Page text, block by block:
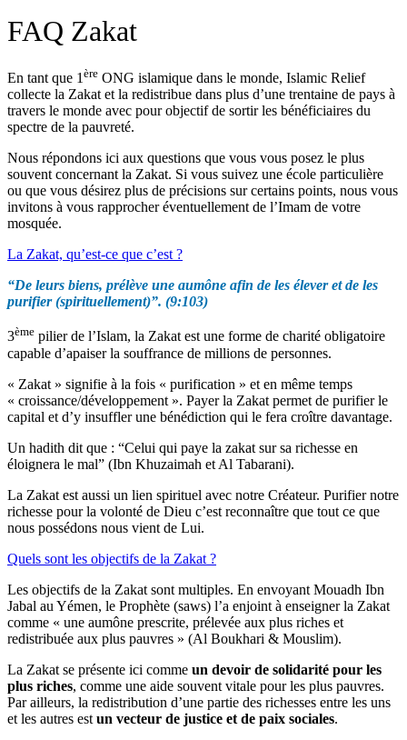
FAQ Zakat
En tant que 1 ère ONG islamique dans le monde, Islamic Relief
collecte la Zakat et la redistribue dans plus d’une trentaine de pays à
travers le monde avec pour objectif de sortir les bénéficiaires du
spectre de la pauvreté.
Nous répondons ici aux questions que vous vous posez le plus
souvent concernant la Zakat. Si vous suivez une école particulière
ou que vous désirez plus de précisions sur certains points, nous vous
invitons à vous rapprocher éventuellement de l’Imam de votre
mosquée.
La Zakat, qu’est-ce que c’est ?
“De leurs biens, prélève une aumône afin de les élever et de les
purifier (spirituellement)”. (9:103)
3ème pilier de l’Islam, la Zakat est une forme de charité obligatoire
capable d’apaiser la souffrance de millions de personnes.
« Zakat » signifie à la fois « purification » et en même temps
« croissance/développement ». Payer la Zakat permet de purifier le
capital et d’y insuffler une bénédiction qui le fera croître davantage.
Un hadith dit que : “Celui qui paye la zakat sur sa richesse en
éloignera le mal” (Ibn Khuzaimah et Al Tabarani).
La Zakat est aussi un lien spirituel avec notre Créateur. Purifier notre
richesse pour la volonté de Dieu c’est reconnaître que tout ce que
nous possédons nous vient de Lui.
Quels sont les objectifs de la Zakat ?
Les objectifs de la Zakat sont multiples. En envoyant Mouadh Ibn
Jabal au Yémen, le Prophète (saws) l’a enjoint à enseigner la Zakat
comme « une aumône prescrite, prélevée aux plus riches et
redistribuée aux plus pauvres » (Al Boukhari & Mouslim).
La Zakat se présente ici comme un devoir de solidarité pour les
plus riches, comme une aide souvent vitale pour les plus pauvres.
Par ailleurs, la redistribution d’une partie des richesses entre les uns
et les autres est un vecteur de justice et de paix sociales.